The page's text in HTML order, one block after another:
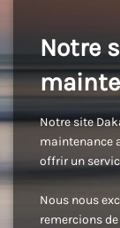
Notre
Notre site
maintenance
offrir un
Nous nous
remercions